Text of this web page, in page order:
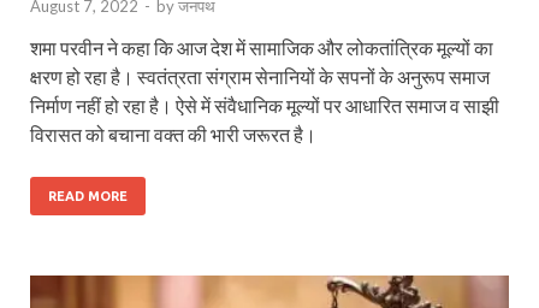
August 7, 2022 - byजनपथ
शमा परवीन ने कहा कि आज देश में सामाजिक और लोकतांत्रिक मूल्यों का
क्षरण हो रहा है। स्वतंत्रता संग्राम सेनानियों के सपनों के अनुरूप समाज
निर्माण नहीं हो रहा है। ऐसे में संवैधानिक मूल्यों पर आधारित समाज व साझी
विरासत को बचाना वक्त की भारी जरूरत है।
READ MORE